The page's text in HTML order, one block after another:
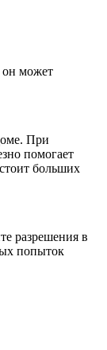
он может
При
помогает
больших
разрешения в
попыток